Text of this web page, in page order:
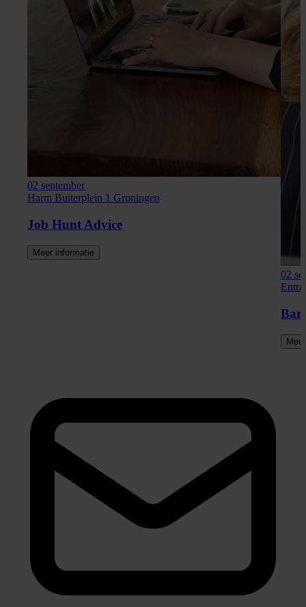
02 september
Harm Buiterplein 1 Groningen
Job Hunt Advice
Meer informatie
02